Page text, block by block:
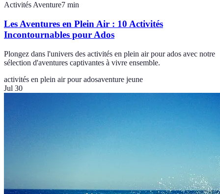
Activités Aventure7 min
Les Aventures en Plein Air : 10 Activités
Incontournables pour Ados
Plongez dans l'univers des activités en plein air pour ados avec notre
sélection d'aventures captivantes à vivre ensemble.
activités en plein air pour adosaventure jeune
Jul 30